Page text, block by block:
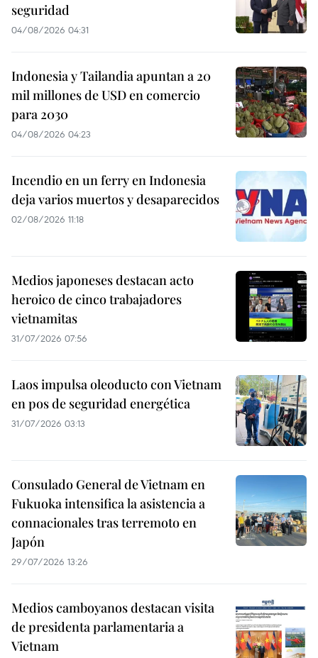
seguridad
04/08/2026 04:31
Indonesia y Tailandia apuntan a 20
mil millones de USD en comercio
para 2030
04/08/2026 04:23
Incendio en un ferry en Indonesia
deja varios muertos y desaparecidos
02/08/2026 11:18
Medios japoneses destacan acto
heroico de cinco trabajadores
vietnamitas
31/07/2026 07:56
Laos impulsa oleoducto con Vietnam
en pos de seguridad energética
31/07/2026 03:13
Consulado General de Vietnam en
Fukuoka intensifica la asistencia a
connacionales tras terremoto en
Japón
29/07/2026 13:26
Medios camboyanos destacan visita
de presidenta parlamentaria a
Vietnam